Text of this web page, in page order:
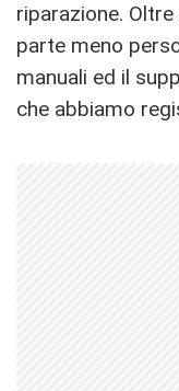
riparazione.
parte meno
manuali ed il
che abbiamo